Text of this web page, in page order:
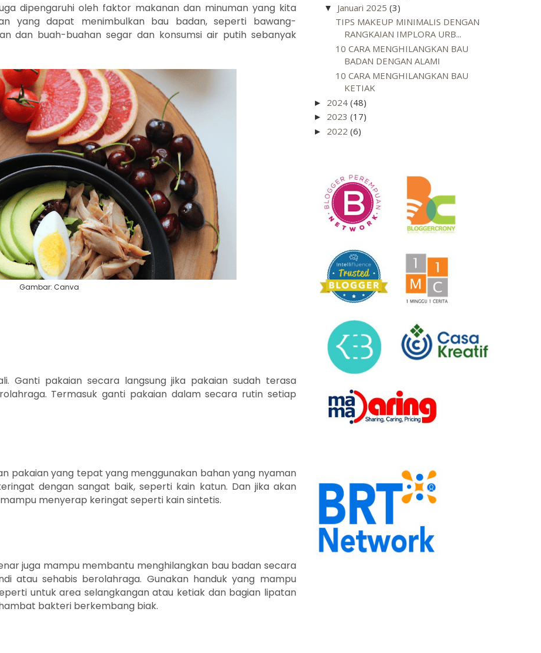
dipengaruhi oleh faktor makanan dan minuman yang kita
yang dapat menimbulkan bau badan, seperti bawang-
dan buah-buahan segar dan konsumsi air putih sebanyak
Gambar: Canva
Ganti pakaian secara langsung jika pakaian sudah terasa
Termasuk ganti pakaian dalam secara rutin setiap
pakaian yang tepat yang menggunakan bahan yang nyaman
dengan sangat baik, seperti kain katun. Dan jika akan
menyerap keringat seperti kain sintetis.
juga mampu membantu menghilangkan bau badan secara
atau sehabis berolahraga. Gunakan handuk yang mampu
untuk area selangkangan atau ketiak dan bagian lipatan
bakteri berkembang biak.
▼ Januari 2025(3)
TIPS MAKEUP MINIMALIS DENGAN
RANGKAIAN IMPLORA URB...
10 CARA MENGHILANGKAN BAU
BADAN DENGAN ALAMI
10 CARA MENGHILANGKAN BAU
KETIAK
► 2024(48)
► 2023(17)
► 2022(6)